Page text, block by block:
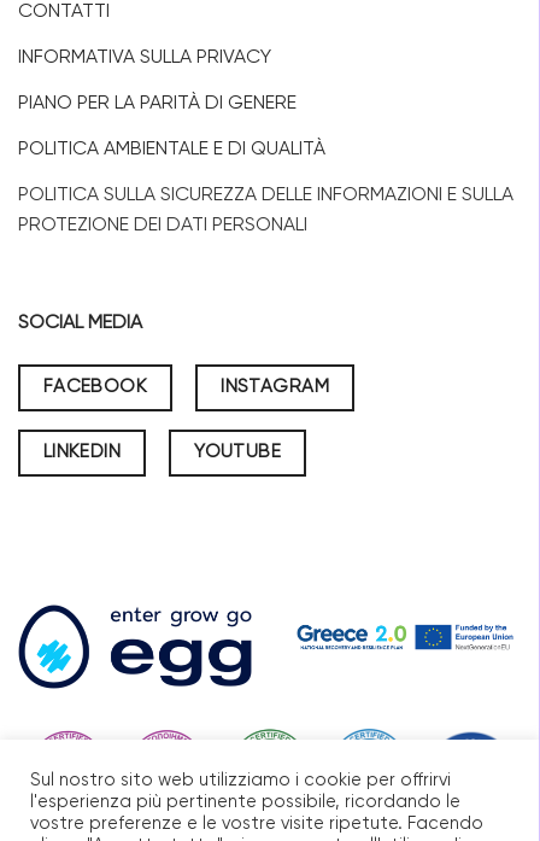
CONTATTI
INFORMATIVA SULLA PRIVACY
PIANO PER LA PARITÀ DI GENERE
POLITICA AMBIENTALE E DI QUALITÀ
POLITICA SULLA SICUREZZA DELLE INFORMAZIONI E SULLA
PROTEZIONE DEI DATI PERSONALI
SOCIAL MEDIA
FACEBOOK INSTAGRAM
LINKEDIN YOUTUBE
Sul nostro sito web utilizziamo i cookie per offrirvi
l'esperienza più pertinente possibile, ricordando le
vostre preferenze e le vostre visite ripetute. Facendo